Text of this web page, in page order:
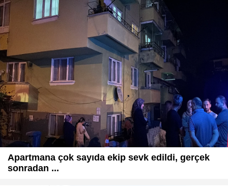
Apartmana çok sayıda ekip sevk edildi, gerçek
sonradan ...